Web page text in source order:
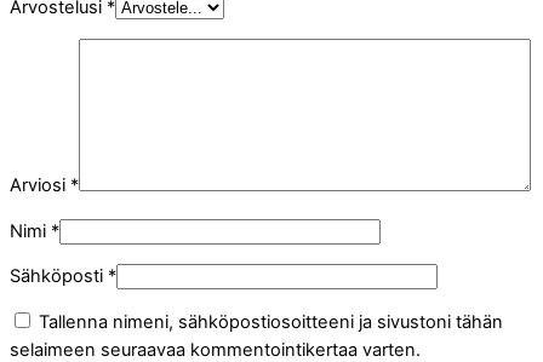
Arvostelusi *
Arviosi *
Nimi *
Sähköposti *
Tallenna nimeni, sähköpostiosoitteeni ja sivustoni tähän
selaimeen seuraavaa kommentointikertaa varten.